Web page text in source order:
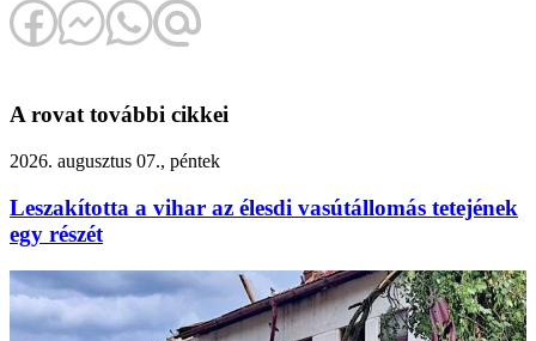
A rovat további cikkei
2026. augusztus 07., péntek
Leszakította a vihar az élesdi vasútállomás tetejének
egy részét